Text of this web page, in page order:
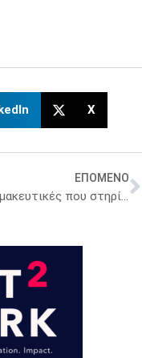
X
ΕΠΟΜΕΝΟ
Οι φαρμακευτικές που στηρίζουν το Μουντιάλ 2026